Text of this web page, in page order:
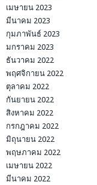
เมษายน 2023
มีนาคม 2023
กุมภาพันธ์ 2023
มกราคม 2023
ธันวาคม 2022
พฤศจิกายน 2022
ตุลาคม 2022
กันยายน 2022
สิงหาคม 2022
กรกฎาคม 2022
มิถุนายน 2022
พฤษภาคม 2022
เมษายน 2022
มีนาคม 2022